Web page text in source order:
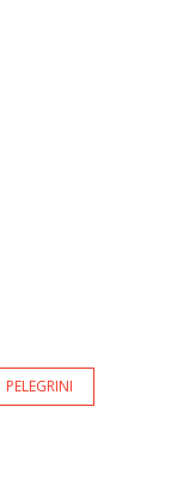
PELEGRINI